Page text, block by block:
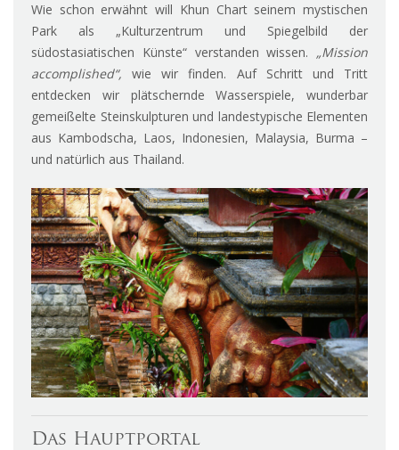
Wie schon erwähnt will Khun Chart seinem mystischen
Park als „Kulturzentrum und Spiegelbild der
südostasiatischen Künste“ verstanden wissen. „Mission
accomplished“, wie wir finden. Auf Schritt und Tritt
entdecken wir plätschernde Wasserspiele, wunderbar
gemeißelte Steinskulpturen und landestypische Elementen
aus Kambodscha, Laos, Indonesien, Malaysia, Burma –
und natürlich aus Thailand.
Das Hauptportal